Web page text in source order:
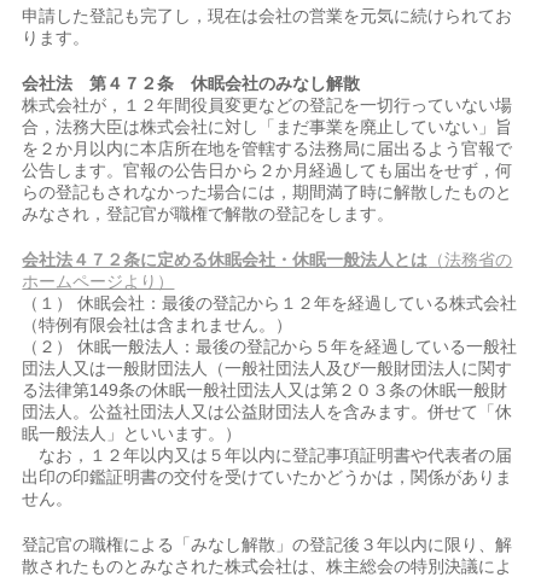
申請した登記も完了し，現在は会社の営業を元気に続けられてお
ります。
会社法 第４７２条 休眠会社のみなし解散
株式会社が，１２年間役員変更などの登記を一切行っていない場
合，法務大臣は株式会社に対し「まだ事業を廃止していない」旨
を２か月以内に本店所在地を管轄する法務局に届出るよう官報で
公告します。官報の公告日から２か月経過しても届出をせず，何
らの登記もされなかった場合には，期間満了時に解散したものと
みなされ，登記官が職権で解散の登記をします。
会社法４７２条に定める休眠会社・休眠一般法人とは （法務省の
ホームページより）
（１） 休眠会社：最後の登記から１２年を経過している株式会社
（特例有限会社は含まれません。）
（２） 休眠一般法人：最後の登記から５年を経過している一般社
団法人又は一般財団法人（一般社団法人及び一般財団法人に関す
る法律第149条の休眠一般社団法人又は第２０３条の休眠一般財
団法人。公益社団法人又は公益財団法人を含みます。併せて「休
眠一般法人」といいます。）
なお，１２年以内又は５年以内に登記事項証明書や代表者の届
出印の印鑑証明書の交付を受けていたかどうかは，関係がありま
せん。
登記官の職権による「みなし解散」の登記後３年以内に限り、解
散されたものとみなされた株式会社は、株主総会の特別決議によ